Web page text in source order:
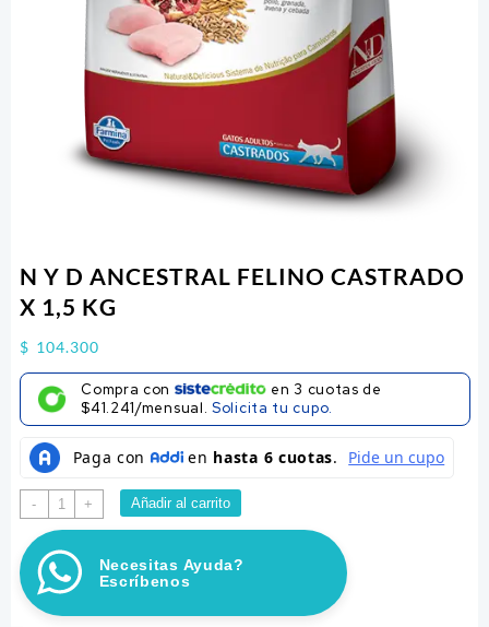
N Y D ANCESTRAL FELINO CASTRADO
X 1,5 KG
$ 104.300
Compra con en 3 cuotas de
$41.241/mensual.Solicita tu cupo.
-
Y
D
ANCESTRAL
FELINO
CASTRADO
+ Añadir al carrito
Necesitas Ayuda?
Escríbenos